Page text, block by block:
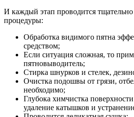
И каждый этап проводится
процедуры:
Обработка видимого пятна
средством;
Если ситуация сложная, то
пятновыводитель;
Стирка шнурков и стелек,
Очистка подошвы от грязи,
необходимо;
Глубока химчистка
удаление катышков и